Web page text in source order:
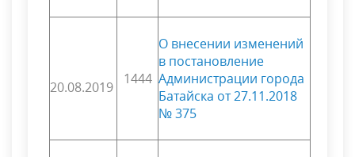
20.08.2019 1444
О внесении изменений
в постановление
Администрации города
Батайска от 27.11.2018
№ 375